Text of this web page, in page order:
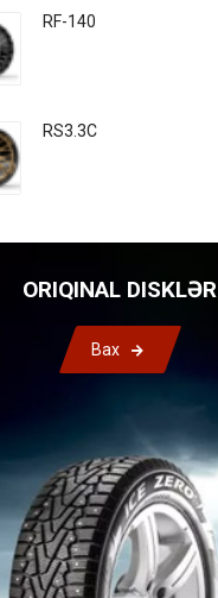
RF-140
RS3.3C
ORIQINAL DISKLƏR
Bax